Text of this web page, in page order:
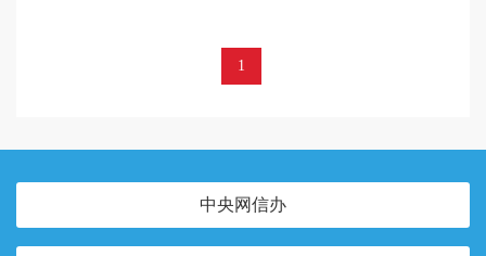
1
中央网信办